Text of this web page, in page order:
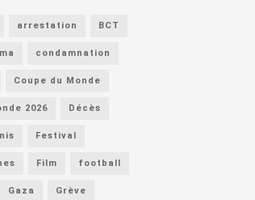
arrestation BCT
condamnation
Coupe du Monde
2026 Décès
Festival
Film football
Gaza Grève